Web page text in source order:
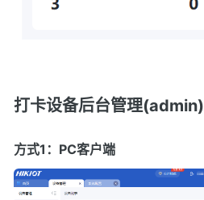
打卡设备后台管理(admin)
方式1：PC客户端